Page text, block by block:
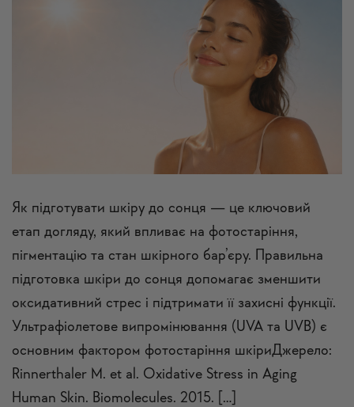
Як підготувати шкіру до сонця — це ключовий
етап догляду, який впливає на фотостаріння,
пігментацію та стан шкірного бар’єру. Правильна
підготовка шкіри до сонця допомагає зменшити
оксидативний стрес і підтримати її захисні функції.
Ультрафіолетове випромінювання (UVA та UVB) є
основним фактором фотостаріння шкіриДжерело:
Rinnerthaler M. et al. Oxidative Stress in Aging
Human Skin. Biomolecules. 2015. […]